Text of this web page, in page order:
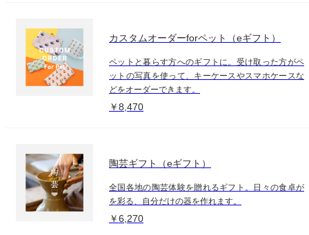
カスタムオーダーforペット（eギフト）
ペットと暮らす方へのギフトに。受け取った方がペ
ットの写真を使って、キーケースやスマホケースな
どをオーダーできます。
￥8,470
陶芸ギフト（eギフト）
全国各地の陶芸体験を贈れるギフト。日々の食卓が
を彩る、自分だけの器を作れます。
￥6,270